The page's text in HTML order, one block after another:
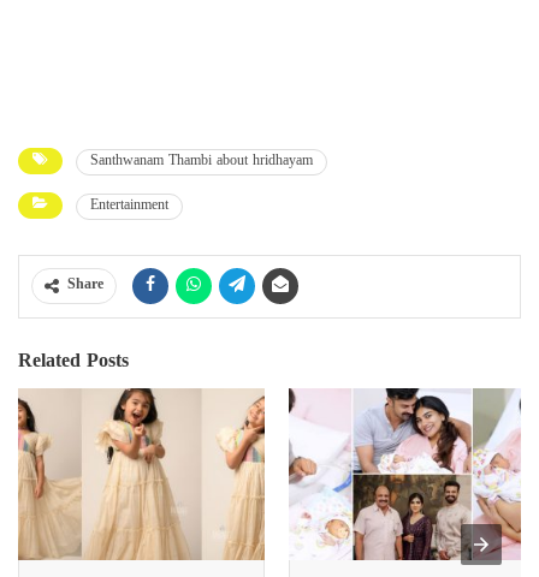
Santhwanam Thambi about hridhayam
Entertainment
Share
Related Posts